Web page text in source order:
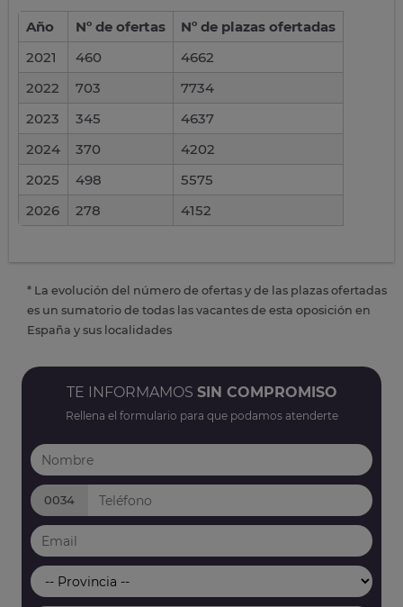
Año Nº de ofertas
Nº de plazas ofertadas
2021
460
4662
2022
703
7734
2023
345
4637
2024
370
4202
2025
498
5575
2026
278 4152
* La evolución del número de ofertas y de las plazas ofertadas
es un sumatorio de todas las vacantes de esta oposición en
España y sus localidades
TE INFORMAMOS SIN COMPROMISO
Rellena el formulario para que podamos atenderte
0034